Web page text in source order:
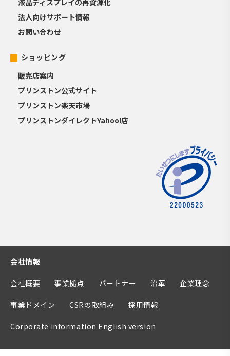
液晶ディスプレイの再資源化
法人向けサポート情報
お問い合わせ
ショッピング
販売店案内
プリンストン公式サイト
プリンストン楽天市場
プリンストンダイレクトYahoo!店
会社情報
会社概要 事業拠点 パートナー 沿革 企業理念
事業ドメイン CSRの取組み 採用情報
Corporate information English version